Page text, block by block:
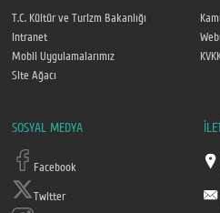
T.C. Kültür ve Turizm Bakanlığı
Intranet
Mobil Uygulamalarımız
Site Ağacı
SOSYAL MEDYA
Facebook
Twitter